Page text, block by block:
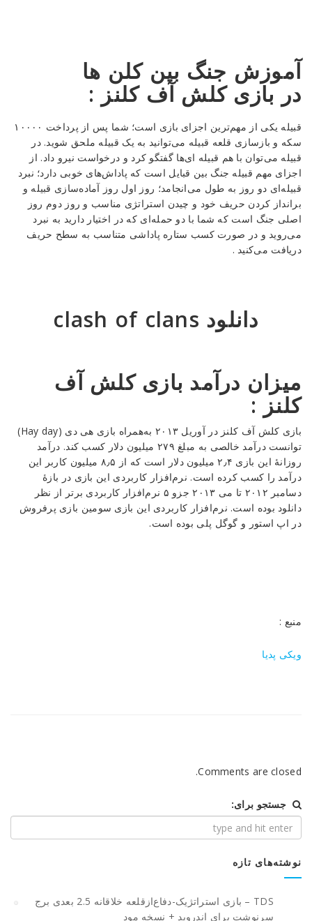
آموزش جنگ بین کلن ها
در بازی کلش آف کلنز :
قبیله یکی از مهم‌ترین اجزای بازی است؛ شما پس از پرداخت ۱۰۰۰۰
سکه و بازسازی قلعه قبیله می‌توانید به یک قبیله ملحق شوید. در
قبیله می‌توان با هم قبیله ای‌ها گفتگو کرد و درخواست نیرو داد. از
اجزای مهم قبیله جنگ بین قبایل است که پاداش‌های خوبی دارد؛ نبرد
قبیله‌ای دو روز به طول می‌انجامد؛ روز اول روز آماده‌سازی قبیله و
برانداز کردن حریف خود و چیدن استراتژی مناسب و روز دوم روز
اصلی جنگ است که شما با دو حمله‌ای که در اختیار دارید به نبرد
می‌روید و در صورت کسب ستاره پاداشی متناسب به سطح حریف
دریافت می‌کنید .
دانلود clash of clans
میزان درآمد بازی کلش آف
کلنز :
بازی کلش آف کلنز در آوریل ۲۰۱۳ به‌همراه بازی هی دی ( Hay day
)
توانست درآمد خالصی به مبلغ ۲۷۹ میلیون دلار کسب کند. درآمد
روزانهٔ این بازی ۲٫۴ میلیون دلار است که از ۸٫۵ میلیون کاربر این
درآمد را کسب کرده است. نرم‌افزار کاربردی این بازی در بازهٔ
دسامبر ۲۰۱۲ تا می ۲۰۱۳ جزو ۵ نرم‌افزار کاربردی برتر از نظر
دانلود بوده است. نرم‌افزار کاربردی این بازی سومین بازی پرفروش
در اپ استور و گوگل پلی بوده است.
منبع :
ویکی پدیا
Comments are closed.
جستجو برای:
نوشته‌های تازه
TDS – بازی استراتژیک-دفاع‌از‌قلعه خلاقانه 2.5 بعدی برج
سرنوشت برای اندروید + نسخه مود